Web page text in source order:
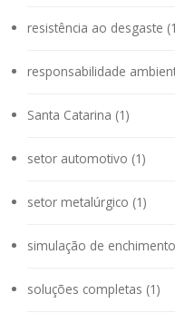
resistência ao desgaste
responsabilidade
Santa Catarina (1)
setor automotivo (1)
setor metalúrgico (1)
simulação de
soluções completas (1)